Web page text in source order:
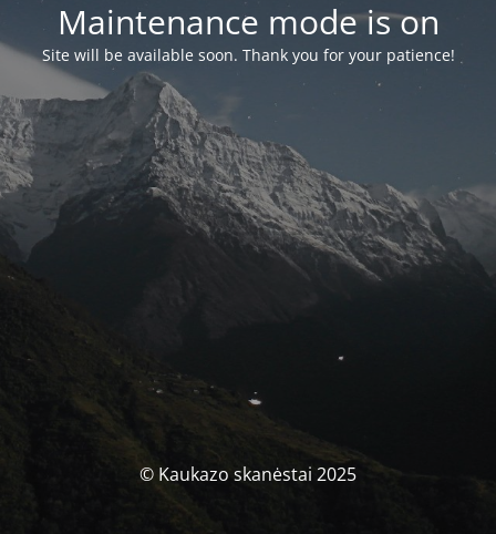
Maintenance mode is on
Site will be available soon. Thank you for your patience!
© Kaukazo skanėstai 2025